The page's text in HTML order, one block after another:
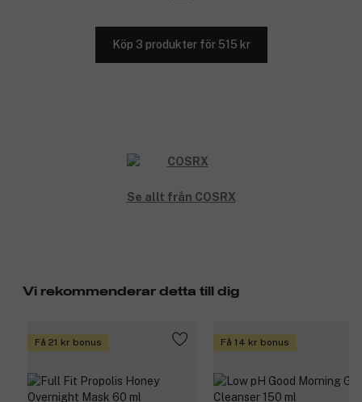
Köp 3 produkter för 515 kr
Se allt från COSRX
Vi rekommenderar detta till dig
Få 21 kr bonus Få 14 kr bonus